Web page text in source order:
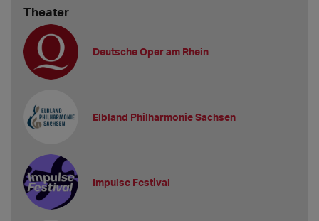
Theater
Deutsche Oper am Rhein
Elbland Philharmonie Sachsen
Impulse Festival